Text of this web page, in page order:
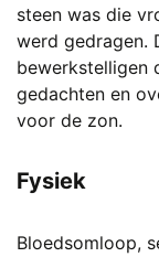
steen was die
werd gedragen.
bewerkstelligen
gedachten en
voor de zon.
Fysiek
Bloedsomloop,